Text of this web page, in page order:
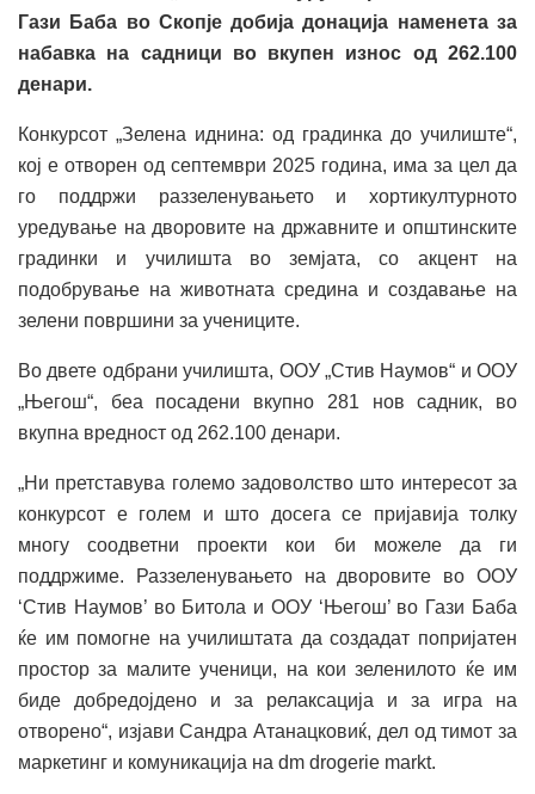
Гази Баба во Скопје добија донација наменета за
набавка на садници во вкупен износ од 262.100
денари.
Конкурсот „Зелена иднина: од градинка до училиште“,
кој е отворен од септември 2025 година, има за цел да
го поддржи раззеленувањето и хортикултурното
уредување на дворовите на државните и општинските
градинки и училишта во земјата, со акцент на
подобрување на животната средина и создавање на
зелени површини за учениците.
Во двете одбрани училишта, ООУ „Стив Наумов“ и ООУ
„Његош“, беа посадени вкупно 281 нов садник, во
вкупна вредност од 262.100 денари.
„Ни претставува големо задоволство што интересот за
конкурсот е голем и што досега се пријавија толку
многу соодветни проекти кои би можеле да ги
поддржиме. Раззеленувањето на дворовите во ООУ
‘Стив Наумов’ во Битола и ООУ ‘Његош’ во Гази Баба
ќе им помогне на училиштата да создадат попријатен
простор за малите ученици, на кои зеленилото ќе им
биде добредојдено и за релаксација и за игра на
отворено“, изјави Сандра Атанацковиќ, дел од тимот за
маркетинг и комуникација на dm drogerie markt.